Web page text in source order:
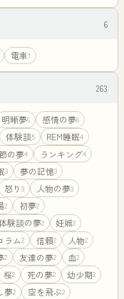
6
電車1
263
明晰夢6 感情の夢6
体験談5 REM睡眠4
の夢4 ランキング4
3 夢の記憶3
怒り3 人物の夢3
2 初夢2
験談の夢2 妊娠2
ラム2 信頼2 人物2
2 友達の夢2 血2
桜2 死の夢2 幼少期2
夢2 空を飛ぶ2